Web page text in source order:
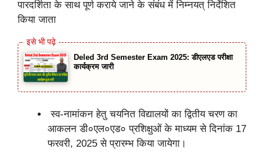
पारदर्शिता के साथ पूर्ण कराये जाने के संबंध में निम्नयत् निर्देशित
किया जाता
Deled 3rd Semester Exam 2025: डीएलएड परीक्षा
कार्यक्रम जारी
स्व-नामांकन हेतु चयनित विद्यालयों का द्वितीय चरण का
आकलन डी०एल०एड० प्रशिक्षुओं के माध्यम से दिनांक 17
फरवरी, 2025 से प्रारम्भ किया जायेगा।